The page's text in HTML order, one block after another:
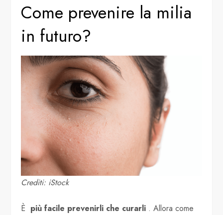
Come prevenire la milia
in futuro?
Crediti: iStock
È più facile prevenirli che curarli . Allora come